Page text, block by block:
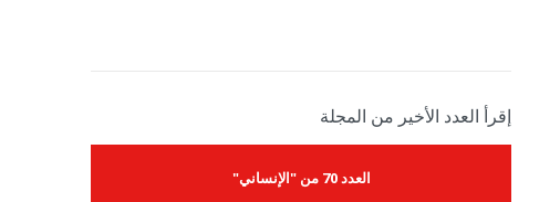
إقرأ العدد الأخير من المجلة
العدد 70 من "الإنساني"